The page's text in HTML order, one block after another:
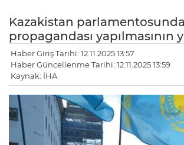
Kazakistan
propagandası
Haber Giriş Tarihi: 12.11.2025 13:57
Haber Güncellenme Tarihi: 12.11.2025 13:59
Kaynak: İHA